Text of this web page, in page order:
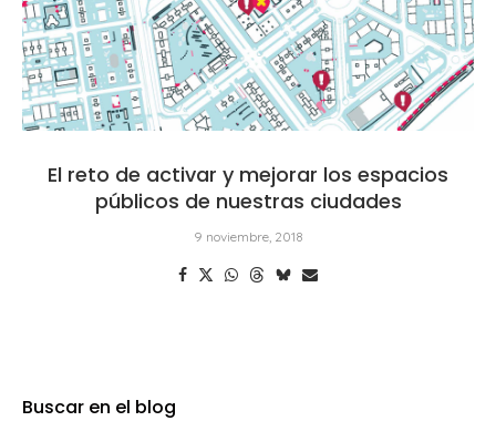
El reto de activar y mejorar los espacios
públicos de nuestras ciudades
9 noviembre, 2018
Buscar en el blog